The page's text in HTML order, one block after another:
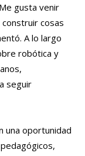
gusta venir
cosas
A lo largo
robótica y
seguir
una oportunidad